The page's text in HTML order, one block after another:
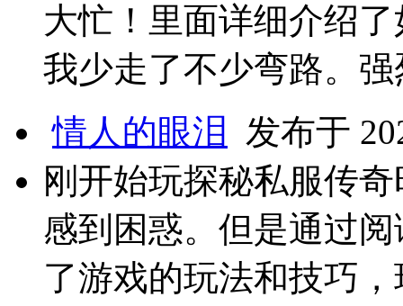
大忙！里面详细介绍
我少走了不少弯路。
情人的眼泪
发布于
刚开始玩探秘私服传
感到困惑。但是通过
了游戏的玩法和技巧